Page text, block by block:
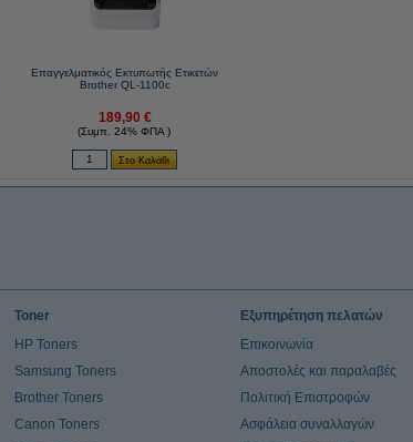
Επαγγελματικός Εκτυπωτής Ετικετών
Brother QL-1100c
189,90 €
(Συμπ. 24% ΦΠΑ )
Toner
HP Toners
Samsung Toners
Brother Toners
Canon Toners
Εξυπηρέτηση πελατών
Επικοινωνία
Αποστολές και παραλαβές
Πολιτική Επιστροφών
Ασφάλεια συναλλαγών